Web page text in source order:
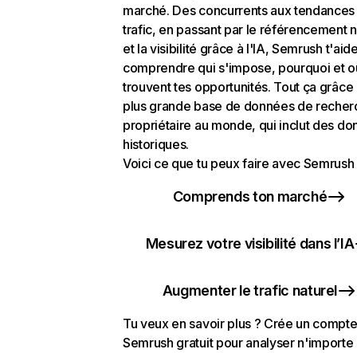
marché. Des concurrents aux
trafic, en passant par le référencement
et la visibilité grâce à l'IA, Semrush
comprendre qui s'impose, pourquoi et
trouvent tes opportunités. Tout ça grâce
plus grande base de données de
propriétaire au monde, qui inclut des
historiques.
Voici ce que tu peux faire avec Semrush
Comprends ton marché
Mesurez votre visibilité dans l’IA
Augmenter le trafic naturel
Tu veux en savoir plus ? Crée un compte
Semrush gratuit pour analyser n'importe